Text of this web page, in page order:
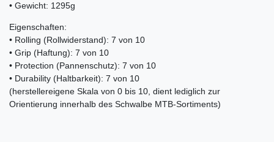
• Gewicht: 1295g
Eigenschaften:
• Rolling (Rollwiderstand): 7 von 10
• Grip (Haftung): 7 von 10
• Protection (Pannenschutz): 7 von 10
• Durability (Haltbarkeit): 7 von 10
(herstellereigene Skala von 0 bis 10, dient lediglich zur
Orientierung innerhalb des Schwalbe MTB-Sortiments)